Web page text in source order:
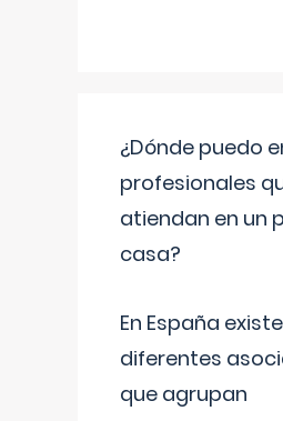
¿Dónde puedo
profesionales
atiendan en un
casa?
En España
diferentes
que agrupan